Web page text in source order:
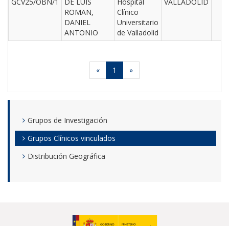
ROMAN,
DANIEL
ANTONIO
Clínico
Universitario
de Valladolid
« 1 »
Grupos de Investigación
Grupos Clínicos vinculados
Distribución Geográfica